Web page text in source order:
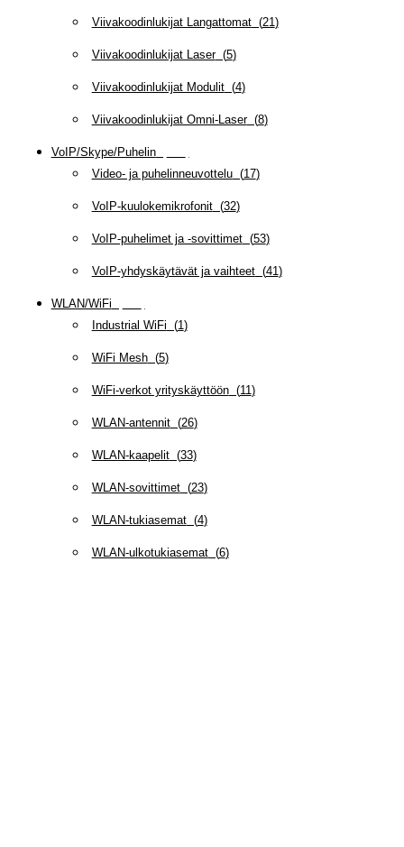
Viivakoodinlukijat Langattomat(21)
Viivakoodinlukijat Laser(5)
Viivakoodinlukijat Modulit(4)
Viivakoodinlukijat Omni-Laser(8)
VoIP/Skype/Puhelin(
Video- ja puhelinneuvottelu(17)
VoIP-kuulokemikrofonit(32)
VoIP-puhelimet ja -sovittimet(53)
VoIP-yhdyskäytävät ja vaihteet(41)
WLAN/WiFi
Industrial WiFi (1)
WiFi Mesh(5)
WiFi-verkot yrityskäyttöön(11)
WLAN-antennit(26)
WLAN-kaapelit(33)
WLAN-sovittimet(23)
WLAN-tukiasemat(4)
WLAN-ulkotukiasemat(6)